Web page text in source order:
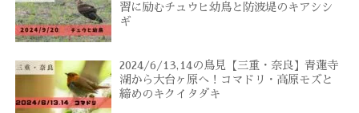
習に励むチュウヒ幼鳥と防波堤のキアシシ
ギ
2024/6/13,14の鳥見【三重・奈良】青蓮寺
湖から大台ヶ原へ！コマドリ・高原モズと
締めのキクイタダキ